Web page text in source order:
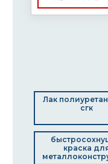
Лак
сгк
краска